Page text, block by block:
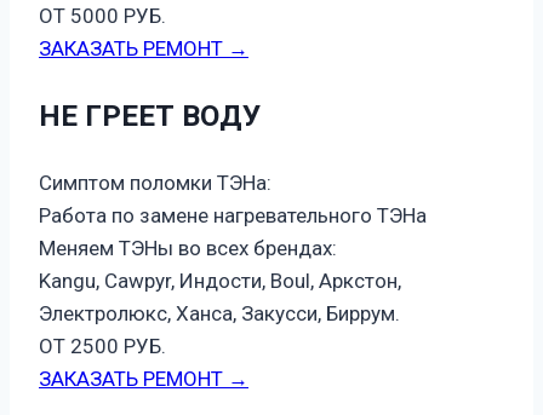
ОТ 5000 РУБ.
ЗАКАЗАТЬ РЕМОНТ →
НЕ ГРЕЕТ ВОДУ
Симптом поломки ТЭНа:
Работа по замене нагревательного ТЭНа
Меняем ТЭНы во всех брендах:
Kangu, Cawpyr, Индости, Boul, Аркстон,
Электролюкс, Ханса, Закусси, Биррум.
ОТ 2500 РУБ.
ЗАКАЗАТЬ РЕМОНТ →